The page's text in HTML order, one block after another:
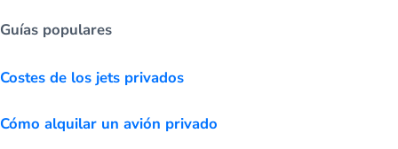
Guías populares
Costes de los jets privados
Cómo alquilar un avión privado